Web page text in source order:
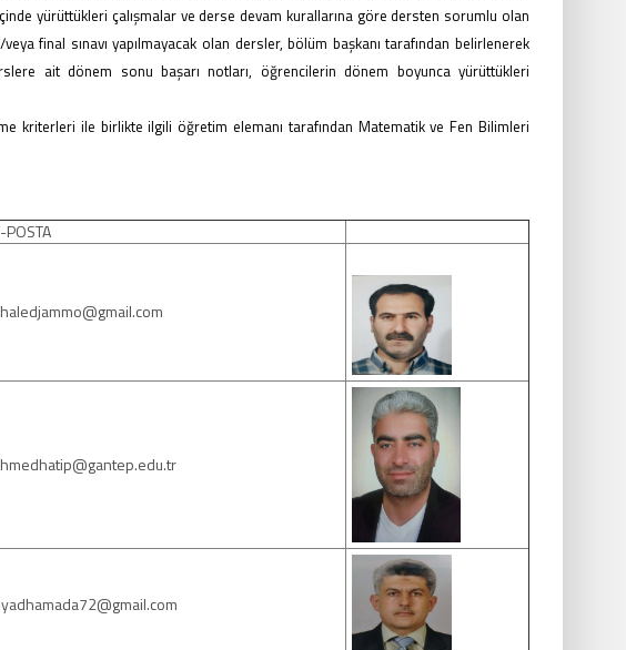
yürüttükleri çalışmalar ve derse devam kurallarına göre dersten sorumlu olan
final sınavı yapılmayacak olan dersler, bölüm başkanı tarafından belirlenerek
ait dönem sonu başarı notları, öğrencilerin dönem boyunca yürüttükleri
kriterleri ile birlikte ilgili öğretim elemanı tarafından Matematik ve Fen Bilimleri
POSTA